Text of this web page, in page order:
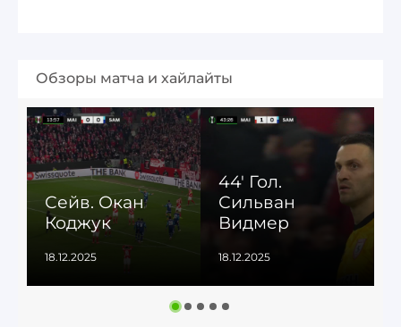
Обзоры матча и хайлайты
Сейв. Окан
Коджук
18.12.2025
44' Гол.
Сильван
Видмер
18.12.2025